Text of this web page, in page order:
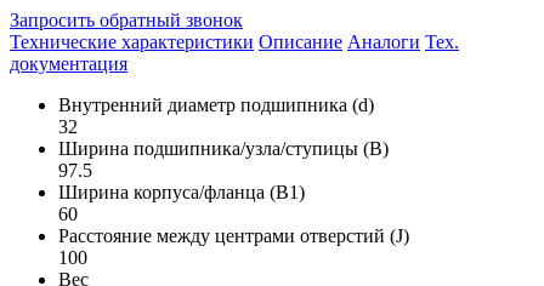
Запросить обратный звонок
Технические характеристики Описание Аналоги Тех.
документация
Внутренний диаметр подшипника (d)
32
Ширина подшипника/узла/ступицы (B)
97.5
Ширина корпуса/фланца (B1)
60
Расстояние между центрами отверстий (J)
100
Вес